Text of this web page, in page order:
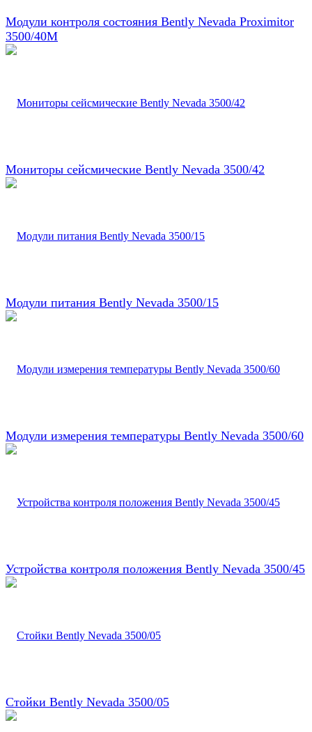
Модули контроля состояния Bently Nevada Proximitor
3500/40M
Мониторы сейсмические Bently Nevada 3500/42
Модули питания Bently Nevada 3500/15
Модули измерения температуры Bently Nevada 3500/60
Устройства контроля положения Bently Nevada 3500/45
Стойки Bently Nevada 3500/05